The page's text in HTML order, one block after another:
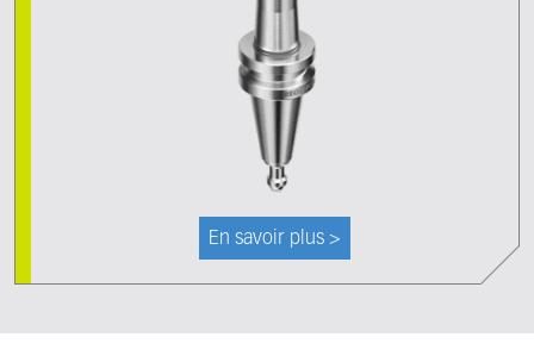
En savoir plus >